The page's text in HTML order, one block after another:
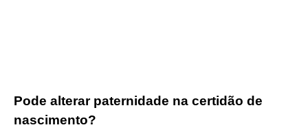
Pode alterar paternidade na certidão de
nascimento?